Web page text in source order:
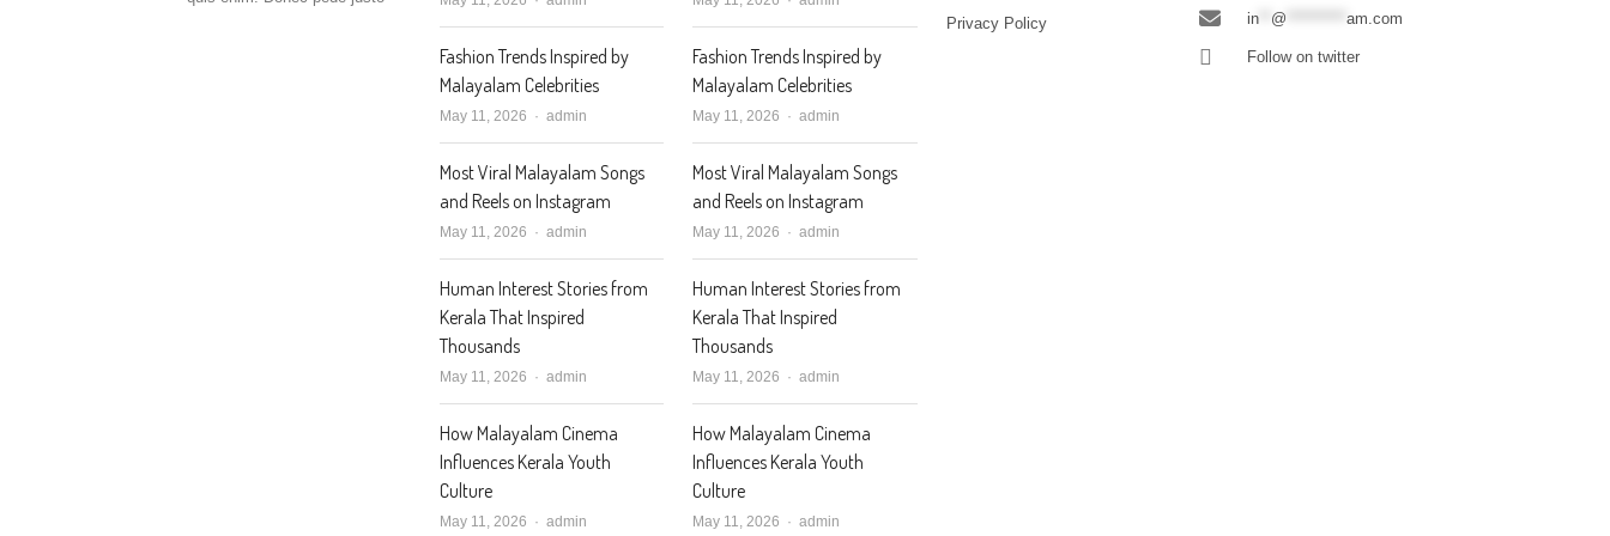
Fashion Trends Inspired by
Malayalam Celebrities
May 11, 2026 Author
admin
Most Viral Malayalam Songs
and Reels on Instagram
May 11, 2026 Author
admin
Human Interest Stories from
Kerala That Inspired
Thousands
May 11, 2026 Author
admin
How Malayalam Cinema
Influences Kerala Youth
Culture
May 11, 2026 Author
admin
Fashion Trends Inspired by
Malayalam Celebrities
May 11, 2026 Author
admin
Most Viral Malayalam Songs
and Reels on Instagram
May 11, 2026 Author
admin
Human Interest Stories from
Kerala That Inspired
Thousands
May 11, 2026 Author
admin
How Malayalam Cinema
Influences Kerala Youth
Culture
May 11, 2026 Author
admin
Privacy Policy in** @ am.com
Follow on twitter